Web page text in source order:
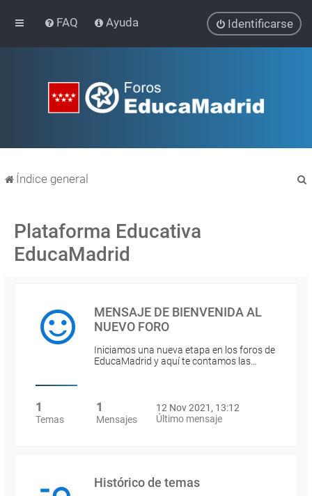
FAQ Ayuda Identificarse
Índice general
Plataforma Educativa
EducaMadrid
MENSAJE DE BIENVENIDA AL
NUEVO FORO
Iniciamos una nueva etapa en los foros de
EducaMadrid y aquí te contamos las…
1
Temas
1
Mensajes
12 Nov 2021, 13:12
Último mensaje
Histórico de temas